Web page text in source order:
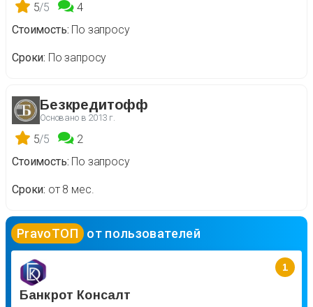
5/5
4
Стоимость По запросу
Сроки По запросу
Безкредитофф
Основано в 2013 г.
5/5
2
Стоимость По запросу
Сроки от 8 мес.
PravoТОП от пользователей
1
Банкрот Консалт